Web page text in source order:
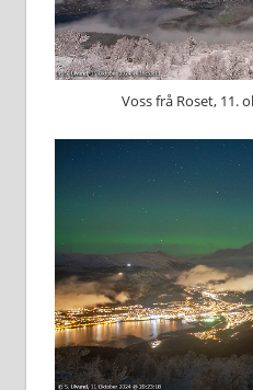
Voss frå Roset, 11.